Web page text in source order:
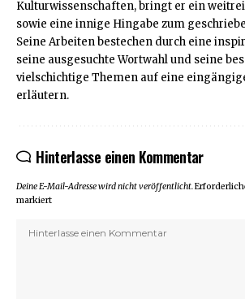
Kulturwissenschaften, bringt er ein
sowie eine innige Hingabe zum
Seine Arbeiten bestechen durch eine
seine ausgesuchte Wortwahl und seine
vielschichtige Themen auf eine
erläutern.
Hinterlasse einen Kommentar
Deine E-Mail-Adresse wird nicht veröffentlicht.
markiert